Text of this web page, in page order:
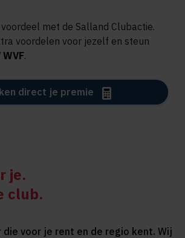
met de Salland Clubactie.
voordelen voor jezelf en steun
WVF.
direct je premie
je.
club.
die voor je rent en de regio kent. Wij